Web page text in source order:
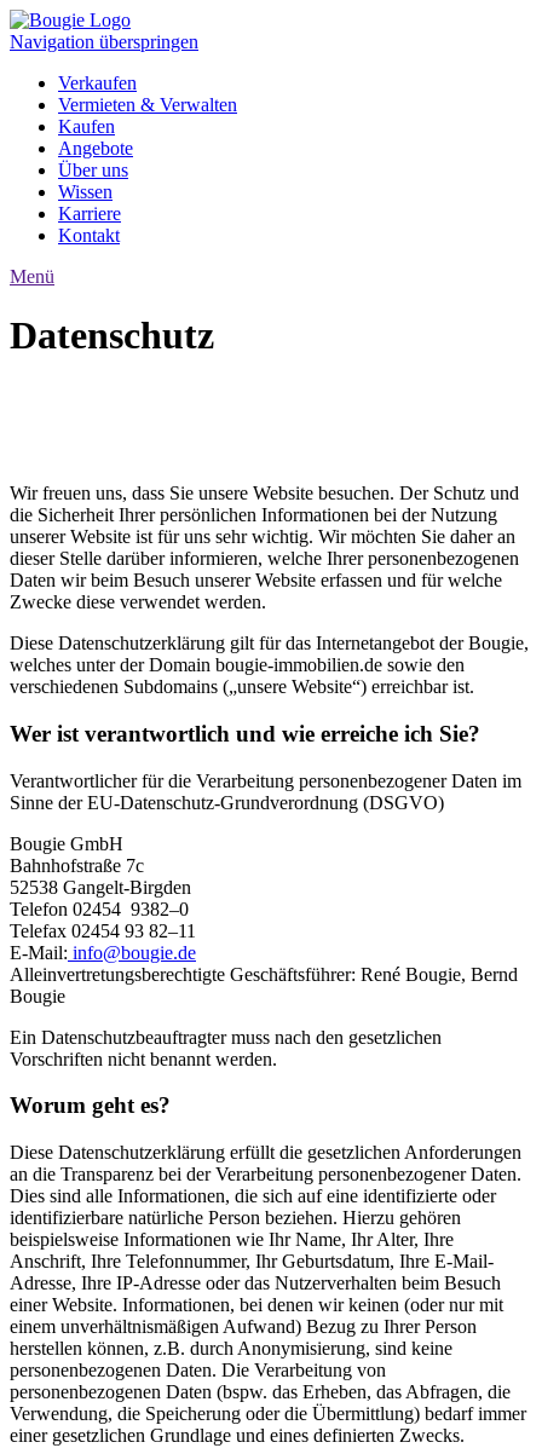
Navigation überspringen
Verkaufen
Vermieten & Verwalten
Kaufen
Angebote
Über uns
Wissen
Karriere
Kontakt
Menü
Datenschutz
Wir freuen uns, dass Sie unsere Website besuchen. Der Schutz und
die Sicherheit Ihrer persönlichen Informationen bei der Nutzung
unserer Website ist für uns sehr wichtig. Wir möchten Sie daher an
dieser Stelle darüber informieren, welche Ihrer personenbezogenen
Daten wir beim Besuch unserer Website erfassen und für welche
Zwecke diese verwendet werden.
Diese Datenschutzerklärung gilt für das Internetangebot der Bougie,
welches unter der Domain bougie-immobilien.de sowie den
verschiedenen Subdomains („unsere Website“) erreichbar ist.
Wer ist verantwortlich und wie erreiche ich Sie?
Verantwortlicher für die Verarbeitung personenbezogener Daten im
Sinne der EU-Datenschutz-Grundverordnung (DSGVO)
Bougie GmbH
Bahnhofstraße 7c
52538 Gangelt-Birgden
Telefon 02454 9382–0
Telefax 02454 93 82–11
E-Mail: info@bougie.de
Alleinvertretungsberechtigte Geschäftsführer: René Bougie, Bernd
Bougie
Ein Datenschutzbeauftragter muss nach den gesetzlichen
Vorschriften nicht benannt werden.
Worum geht es?
Diese Datenschutzerklärung erfüllt die gesetzlichen Anforderungen
an die Transparenz bei der Verarbeitung personenbezogener Daten.
Dies sind alle Informationen, die sich auf eine identifizierte oder
identifizierbare natürliche Person beziehen. Hierzu gehören
beispielsweise Informationen wie Ihr Name, Ihr Alter, Ihre
Anschrift, Ihre Telefonnummer, Ihr Geburtsdatum, Ihre E-Mail-
Adresse, Ihre IP-Adresse oder das Nutzerverhalten beim Besuch
einer Website. Informationen, bei denen wir keinen (oder nur mit
einem unverhältnismäßigen Aufwand) Bezug zu Ihrer Person
herstellen können, z.B. durch Anonymisierung, sind keine
personenbezogenen Daten. Die Verarbeitung von
personenbezogenen Daten (bspw. das Erheben, das Abfragen, die
Verwendung, die Speicherung oder die Übermittlung) bedarf immer
einer gesetzlichen Grundlage und eines definierten Zwecks.